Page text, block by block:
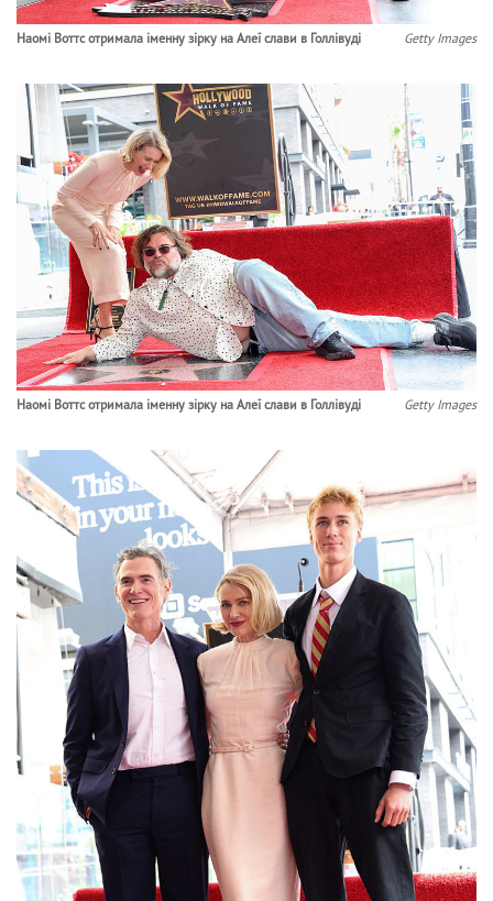
Наомі Воттс отримала іменну зірку на Алеї слави в Голлівуді Getty Images
Наомі Воттс отримала іменну зірку на Алеї слави в Голлівуді Getty Images